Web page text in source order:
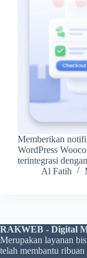
Memberikan
WordPress
terintegrasi
Al Fatih
RAKWEB - Digital
Merupakan layanan
telah membantu